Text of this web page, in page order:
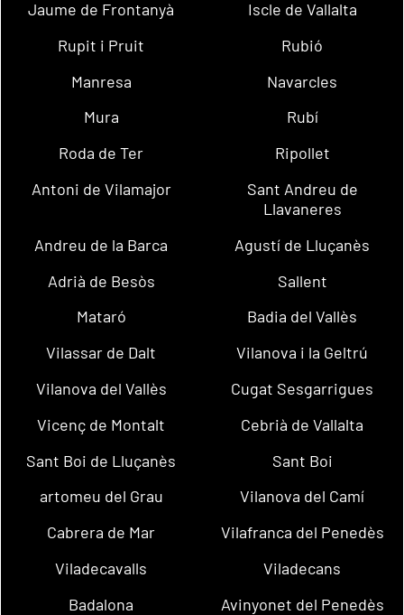
Jaume de Frontanyà
Iscle de Vallalta
Rupit i Pruit
Rubió
Manresa
Navarcles
Mura
Rubí
Roda de Ter
Ripollet
Antoni de Vilamajor
Sant Andreu de
Llavaneres
Andreu de la Barca
Agustí de Lluçanès
Adrià de Besòs
Sallent
Mataró
Badia del Vallès
Vilassar de Dalt
Vilanova i la Geltrú
Vilanova del Vallès
Cugat Sesgarrigues
Vicenç de Montalt
Cebrià de Vallalta
Sant Boi de Lluçanès
Sant Boi
artomeu del Grau
Vilanova del Camí
Cabrera de Mar
Vilafranca del Penedès
Viladecavalls
Viladecans
Badalona
Avinyonet del Penedès